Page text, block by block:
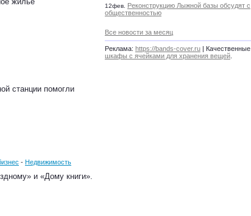
12фев.
Реконструкцию Лыжной базы обсудят с
общественностью
Все новости за месяц
Реклама: https://bands-cover.ru | Качественные
шкафы с ячейками для хранения вещей
станции помогли
- Недвижимость
и «Дому книги».